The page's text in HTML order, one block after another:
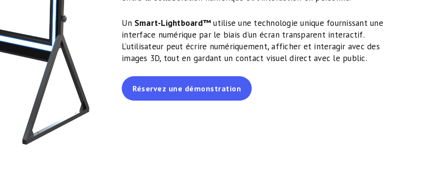
Un Smart-Lightboard™ utilise une technologie unique fournissant une
interface numérique par le biais d’un écran transparent interactif.
L’utilisateur peut écrire numériquement, afficher et interagir avec des
images 3D, tout en gardant un contact visuel direct avec le public.
Réservez une démonstration